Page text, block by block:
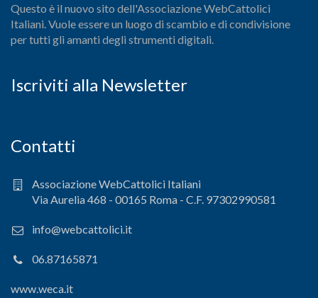
Questo è il nuovo sito dell'Associazione WebCattolici
Italiani. Vuole essere un luogo di scambio e di condivisione
per tutti gli amanti degli strumenti digitali.
Iscriviti alla Newsletter
Contatti
Associazione WebCattolici Italiani
Via Aurelia 468 - 00165 Roma - C.F. 97302990581
info@webcattolici.it
06.87165871
www.weca.it